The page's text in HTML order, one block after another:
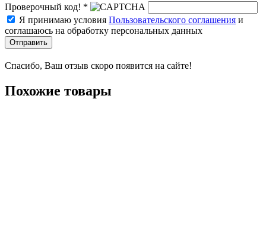
Проверочный код! *
Я принимаю условия Пользовательского соглашения и
соглашаюсь на обработку персональных данных
Отправить
Спасибо, Ваш отзыв скоро появится на сайте!
Похожие товары